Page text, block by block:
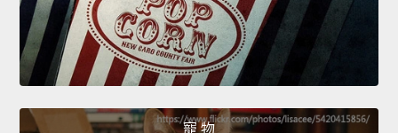
寵 物